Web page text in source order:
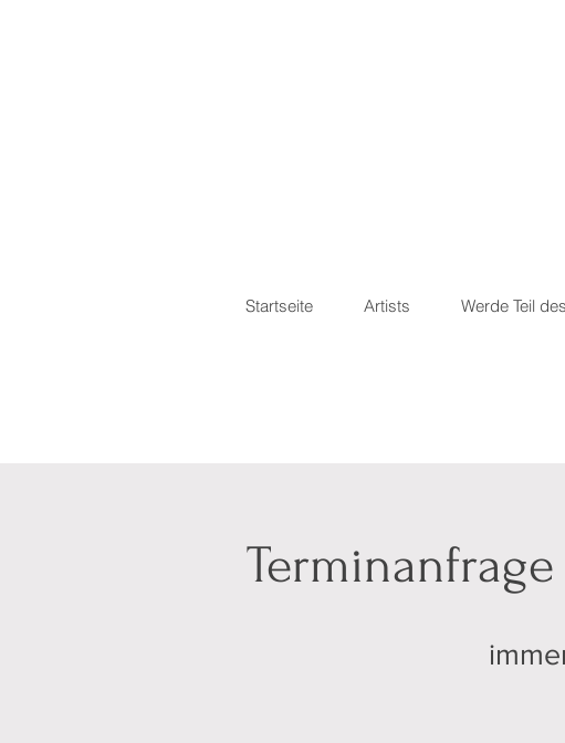
Startseite Artists Werde Teil
immer